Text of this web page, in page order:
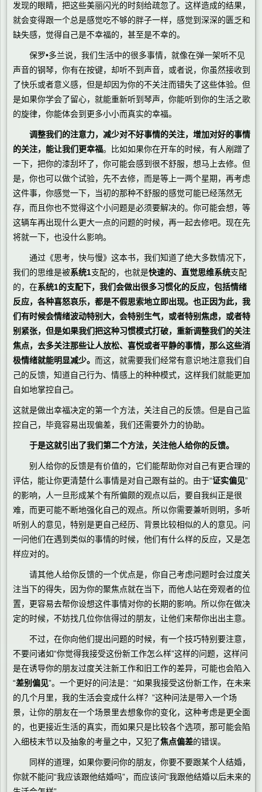
发现的眼睛，把这些美丽闪光的时刻给疏忽了。这样造成的结果，
就会变得跟一个总是感觉吃不够的胖子一样，感觉到深深的匮乏和
缺失感，觉得自己是不幸福的，甚至是不幸的。
保罗•多兰说，我们生活中的很多事情，就像在弹一架听不见
声音的钢琴，你有在按键，却听不到声音，或者说，你虽然接收到
了快乐或者意义感，但是却因为你的不关注而错失了这些体验。但
是如果你学会了留心，就能重新听到琴声，你能听到你的生活之歌
的旋律，你能体会到更多小小而真实的幸福。
调整我们的注意力，减少对不好事情的关注，增加对好的事情
的关注，能让我们更幸福。比如如果你在开车的时候，有人剐蹭了
一下，把你的漆刮坏了，你可能会感到很不舒服，想马上去修。但
是，你也可以做个试验，先不去修，而是等上一两个星期，再考虑
这件事，你感觉一下，当初的那种不舒服的感觉可能已经荡然无
存，而且你也不觉得这个小问题是必须要解决的。你可能会想，等
这辆车再出现什么更大一点的问题的时候，再一起去修吧。现在先
将就一下，也没什么影响。
通过《思考，快与慢》这本书，我们知道了绝大多数情况下，
我们的思维是被系统1支配的，也就是快速的、直觉思维系统支配
的，在系统1的支配下，我们会做出很多习惯化的反应，包括情绪
反应，各种喜怒哀乐，都是不假思索地立即出现。也正因为此，我
们有时候会情绪波动特别大，会特别生气，或者特别焦虑，或者特
别紧张，但是如果我们把这种习惯模式打破，重新调整我们的关注
焦点，去多关注那些让人放松、喜悦或者平静的事情，那么这些消
极情绪就能明显减少。 而这，就需要我们经常有意识地注意我们自
己的反馈，知道自己行为、情感上的种种模式，这样我们就能更加
自如地掌控自己。
这就是做出幸福决定的第一个方法，关注自己的反馈。但是自己监
控自己，毕竟容易出现偏差，我们还需要外力的协助。
于是这就引出了我们第二个方法，关注他人给你的反馈。
别人给你的反馈是有价值的，它们能帮助你对自己有更合理的
评估，能让你更清楚什么事情是对自己跟有益的。由于“证实偏见”
的影响，人一旦形成某个有所偏颇的观点以后，要自我纠正是很
难，而更可能不断地强化自己的观点。所以你需要兼听则明，多听
听别人的意见，特别是更自己经历、背景比较相似的人的意见。问
一问他们在遇到类似的事情的时候，他们有什么样的反应，又是怎
样应对的。
请其他人给你反馈的一个优点是，你自己考虑问题时会过度关
注当下的得失，因为你的聚焦点就在当下，而他人站在旁观者的位
置，更容易去帮你设想这件事情对你的长期的影响。所以你在做决
定的时候，不妨找几位你信得过的朋友，让他们来帮你出出主意。
不过，在你向他们提出问题的时候，有一个技巧特别要注意，
不要问诸如“你觉得我接受这份新工作怎么样”这样的问题，这样问
是在诱导你的朋友过度关注新工作和旧工作的差异，可能也会陷入
“差别偏见”。一个更好的问法是：“如果我接受这份新工作，在未来
的几个月里，我的生活会变成什么样？”这种问法是带入一个场
景，让你的朋友在一个场景里去想象你的变化，这种考虑是更全面
的，也更接近生活的真实，而如果只是比较各个选项，那可能会陷
入细枝末节以及抽象的考量之中，又犯了焦点偏差的错误。
同样的道理，如果你要问你的朋友，你要不要跟某个人结婚，
你就不能问“我应该跟他结婚吗”，而应该问“我跟他结婚以后未来的